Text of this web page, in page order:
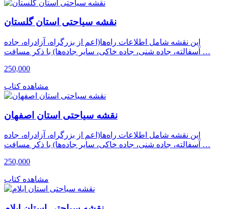
نقشه سیاحتی استان گلستان
این نقشه شامل اطلاعات راه‌ها(اعم از بزرگراه، آزادراه، جاده
آسفالته، جاده شنی، جاده خاکی، سایر جاده‌ها) با ذکر مسافت …
250,000
مشاهده کتاب
نقشه سیاحتی استان اصفهان
این نقشه شامل اطلاعات راه‌ها(اعم از بزرگراه، آزادراه، جاده
آسفالته، جاده شنی، جاده خاکی، سایر جاده‌ها) با ذکر مسافت …
250,000
مشاهده کتاب